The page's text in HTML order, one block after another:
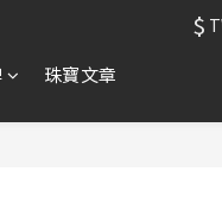
$
珠寶文章